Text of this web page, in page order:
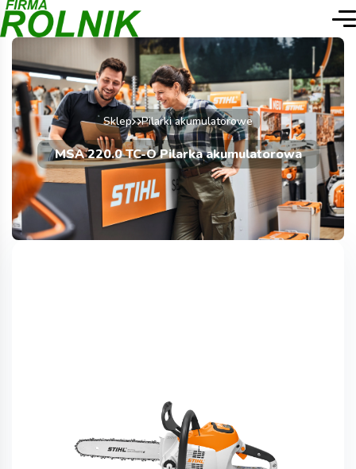
Sklep Pilarki akumulatorowe
MSA 220.0 TC-O Pilarka akumulatorowa